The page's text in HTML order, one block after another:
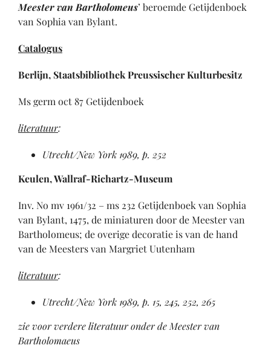
Meester van Bartholomeus’ beroemde Getijdenboek
van Sophia van Bylant.
Catalogus
Berlijn, Staatsbibliothek Preussischer Kulturbesitz
Ms germ oct 87 Getijdenboek
literatuur:
Utrecht/New York 1989, p. 252
Keulen, Wallraf-Richartz-Museum
Inv. No mv 1961/32 – ms 232 Getijdenboek van Sophia
van Bylant, 1475, de miniaturen door de Meester van
Bartholomeus; de overige decoratie is van de hand
van de Meesters van Margriet Uutenham
literatuur:
Utrecht/New York 1989, p. 15, 245, 252, 265
zie voor verdere literatuur onder de Meester van
Bartholomaeus